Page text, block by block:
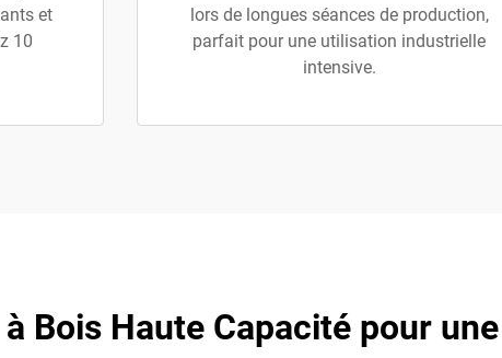
et
10
lors de longues séances de production,
parfait pour une utilisation industrielle
intensive.
Bois Haute Capacité pour